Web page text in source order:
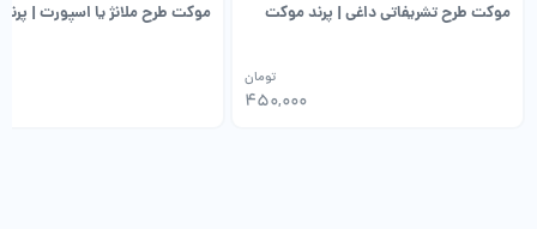
موکت طرح تشریفاتی داغی | پرند موکت
450,000
تومان
موکت طرح ملانژ یا اسپورت |